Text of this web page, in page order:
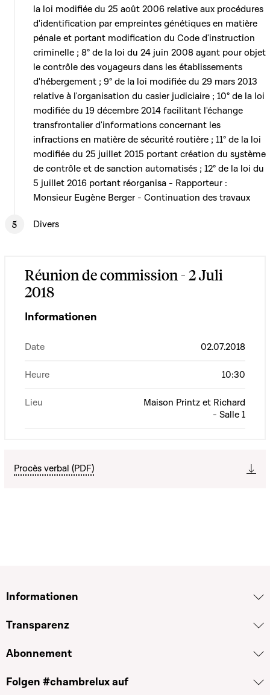
la loi modifiée du 25 août 2006 relative aux procédures
d'identification par empreintes génétiques en matière
pénale et portant modification du Code d'instruction
criminelle ; 8° de la loi du 24 juin 2008 ayant pour objet
le contrôle des voyageurs dans les établissements
d'hébergement ; 9° de la loi modifiée du 29 mars 2013
relative à l'organisation du casier judiciaire ; 10° de la loi
modifiée du 19 décembre 2014 facilitant l'échange
transfrontalier d'informations concernant les
infractions en matière de sécurité routière ; 11° de la loi
modifiée du 25 juillet 2015 portant création du système
de contrôle et de sanction automatisés ; 12° de la loi du
5 juillet 2016 portant réorganisa - Rapporteur :
Monsieur Eugène Berger - Continuation des travaux
Divers
Réunion de commission - 2 Juli
2018
Informationen
Date 02.07.2018
Heure 10:30
Lieu
Maison Printz et Richard
- Salle 1
Procès verbal (PDF)
Informationen
Transparenz
Abonnement
Folgen #chambrelux auf